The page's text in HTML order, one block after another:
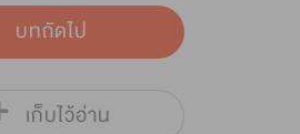
บทถัดไป
เก็บไว้อ่าน